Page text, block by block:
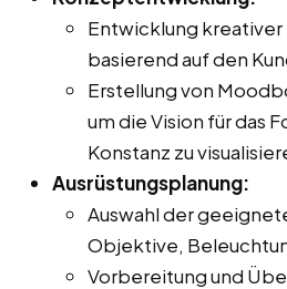
Entwicklung
basierend auf den
Erstellung von
um die Vision für das
Konstanz zu
Ausrüstungsplanung:
Auswahl der
Objektive,
Vorbereitung und